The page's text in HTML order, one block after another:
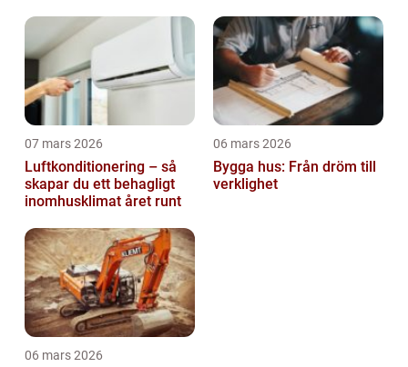
07 mars 2026
Luftkonditionering – så
skapar du ett behagligt
inomhusklimat året runt
06 mars 2026
Bygga hus: Från dröm till
verklighet
06 mars 2026